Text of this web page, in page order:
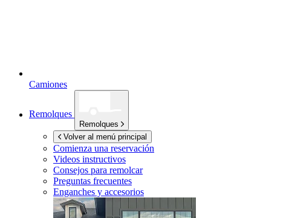
Camiones
Remolques
Remolques
Volver al menú principal
Comienza una reservación
Videos instructivos
Consejos para remolcar
Preguntas frecuentes
Enganches y accesorios